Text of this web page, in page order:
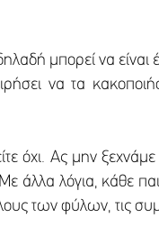
μπορεί να είναι
να τα
όχι. Ας μην
άλλα λόγια, κάθε
των φύλων, τις